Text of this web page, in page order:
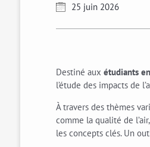
25 juin 2026
Destiné aux étudiants
l’étude des impacts de
À travers des thèmes
comme la qualité de
les concepts clés. Un